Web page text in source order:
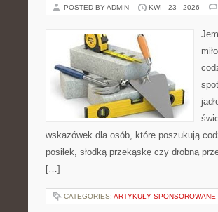
POSTED BY ADMIN KWI - 23 - 2026
wskazówek dla osób, które poszukują
posiłek, słodką przekąskę czy drobną
[…]
CATEGORIES: ARTYKUŁY SPONSOROWANE